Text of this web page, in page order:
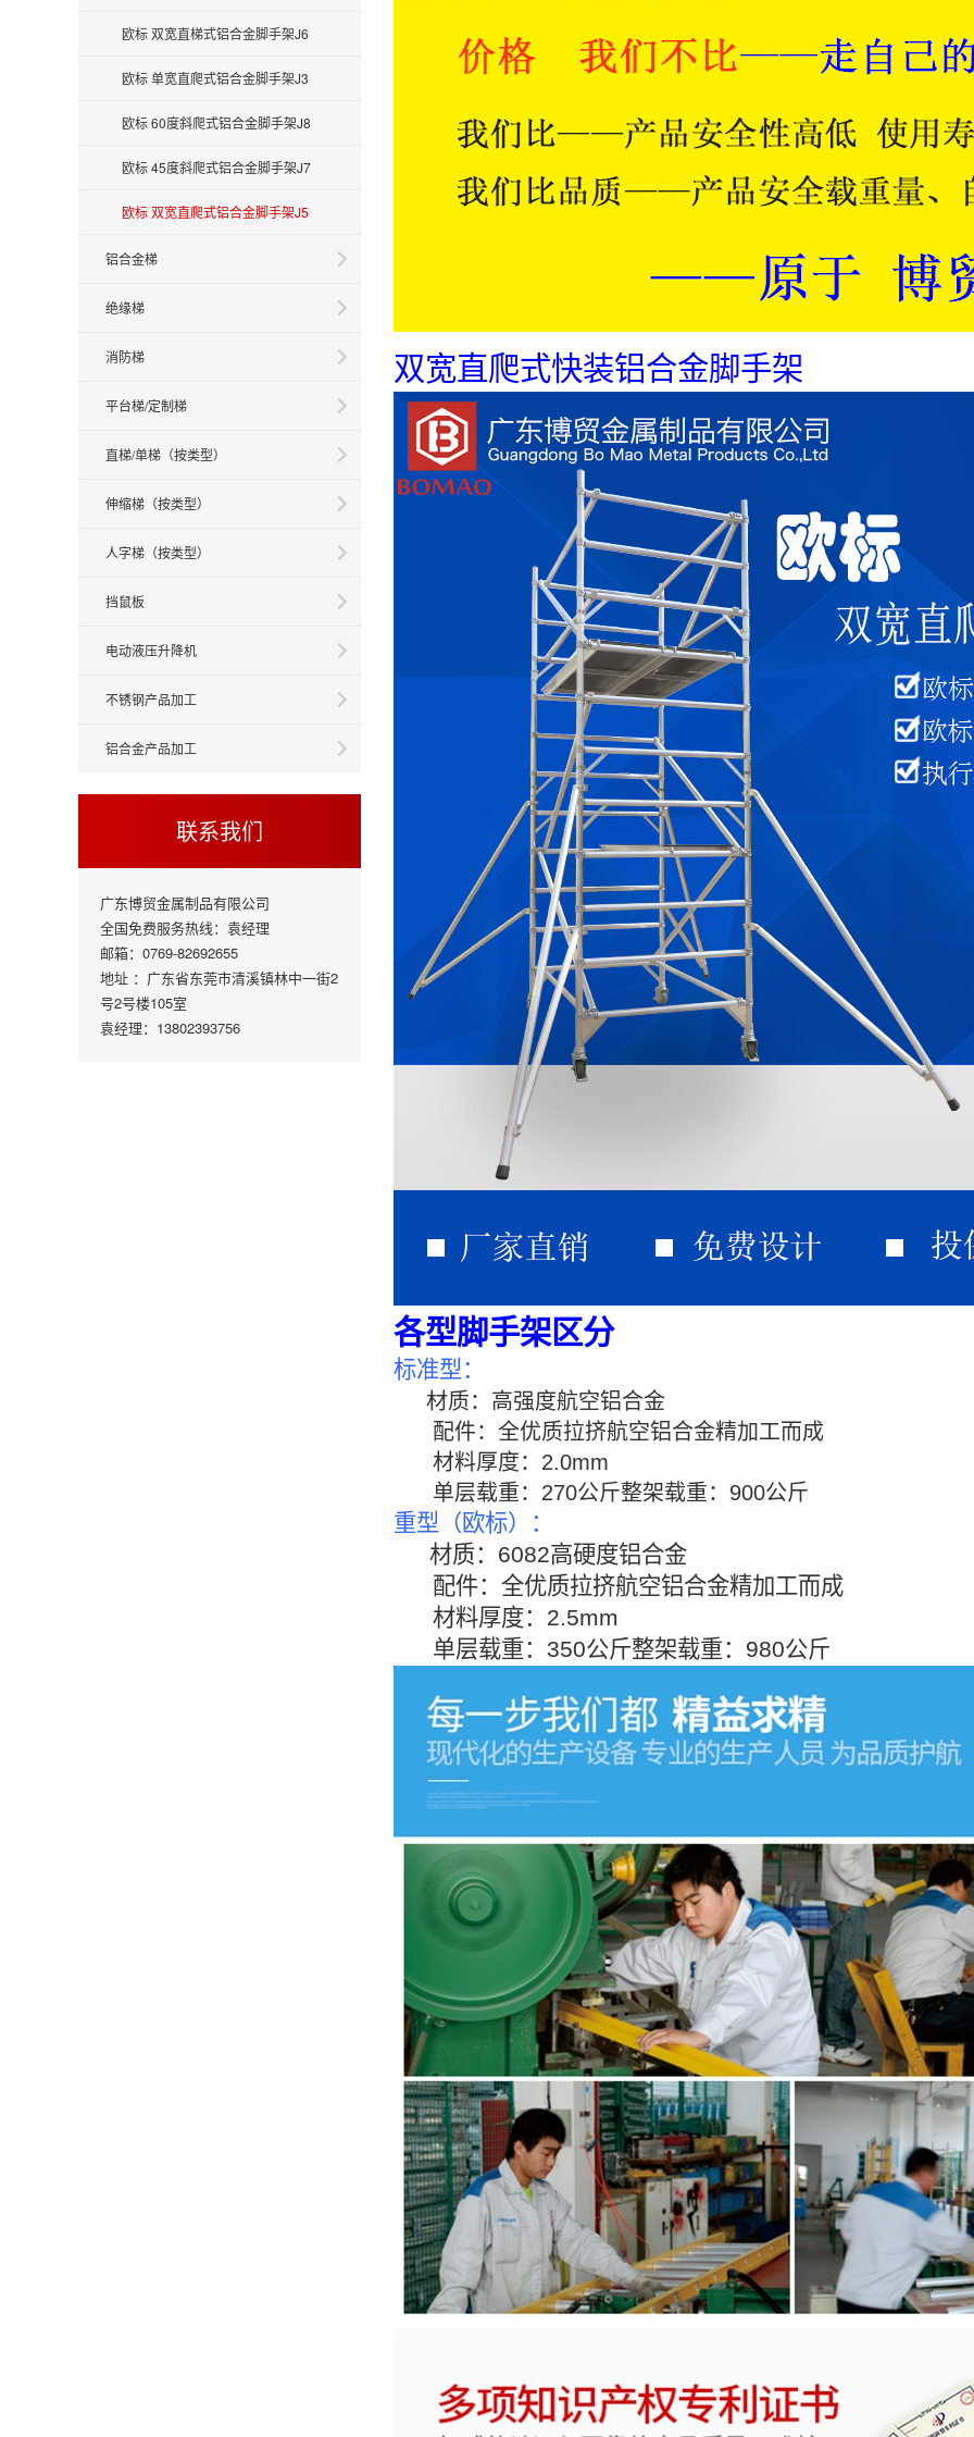
欧标 双宽直梯式铝合金脚手架J6
欧标 单宽直爬式铝合金脚手架J3
欧标 60度斜爬式铝合金脚手架J8
欧标 45度斜爬式铝合金脚手架J7
欧标 双宽直爬式铝合金脚手架J5
铝合金梯
绝缘梯
消防梯
平台梯/定制梯
直梯/单梯（按类型）
伸缩梯（按类型）
人字梯（按类型）
挡鼠板
电动液压升降机
不锈钢产品加工
铝合金产品加工
联系我们
广东博贸金属制品有限公司
全国免费服务热线：袁经理
邮箱：0769-82692655
地址 ：广东省东莞市清溪镇林中一街2
号2号楼105室
袁经理：13802393756
双宽直爬式快装铝合金脚手架
各型脚手架区分
标准型：
材质：高强度航空铝合金
配件：全优质拉挤航空铝合金精加工而成
材料厚度：2.0mm
单层载重：270公斤整架载重：900公斤
重型（欧标）：
材质：6082高硬度铝合金
配件：全优质拉挤航空铝合金精加工而成
材料厚度：2.5mm
单层载重：350公斤整架载重：980公斤